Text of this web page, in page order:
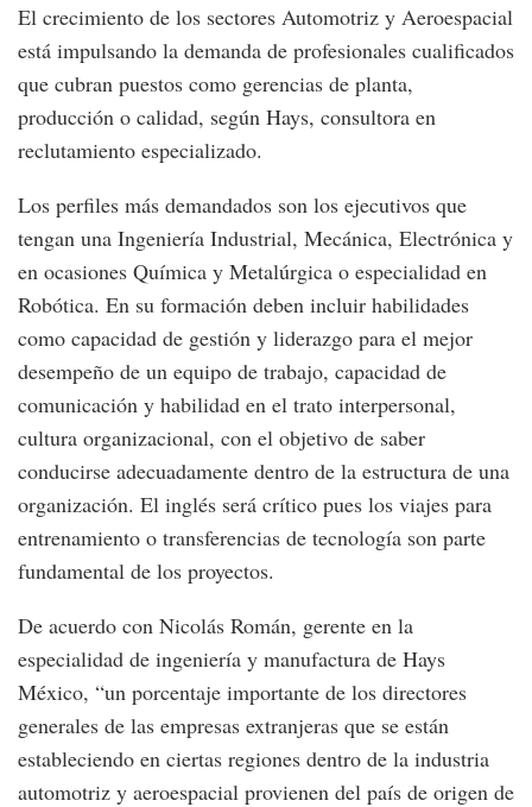
El crecimiento de los sectores Automotriz y Aeroespacial
está impulsando la demanda de profesionales cualificados
que cubran puestos como gerencias de planta,
producción o calidad, según Hays, consultora en
reclutamiento especializado.
Los perfiles más demandados son los ejecutivos que
tengan una Ingeniería Industrial, Mecánica, Electrónica y
en ocasiones Química y Metalúrgica o especialidad en
Robótica. En su formación deben incluir habilidades
como capacidad de gestión y liderazgo para el mejor
desempeño de un equipo de trabajo, capacidad de
comunicación y habilidad en el trato interpersonal,
cultura organizacional, con el objetivo de saber
conducirse adecuadamente dentro de la estructura de una
organización. El inglés será crítico pues los viajes para
entrenamiento o transferencias de tecnología son parte
fundamental de los proyectos.
De acuerdo con Nicolás Román, gerente en la
especialidad de ingeniería y manufactura de Hays
México, “un porcentaje importante de los directores
generales de las empresas extranjeras que se están
estableciendo en ciertas regiones dentro de la industria
automotriz y aeroespacial provienen del país de origen de